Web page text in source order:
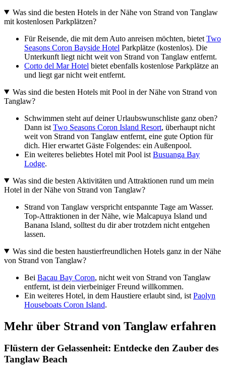
Was sind die besten Hotels in der Nähe von Strand von Tanglaw
mit kostenlosen Parkplätzen?
Für Reisende, die mit dem Auto anreisen möchten, bietet Two
Seasons Coron Bayside Hotel Parkplätze (kostenlos). Die
Unterkunft liegt nicht weit von Strand von Tanglaw entfernt.
Corto del Mar Hotel bietet ebenfalls kostenlose Parkplätze an
und liegt gar nicht weit entfernt.
Was sind die besten Hotels mit Pool in der Nähe von Strand von
Tanglaw?
Schwimmen steht auf deiner Urlaubswunschliste ganz oben?
Dann ist Two Seasons Coron Island Resort, überhaupt nicht
weit von Strand von Tanglaw entfernt, eine gute Option für
dich. Hier erwartet Gäste Folgendes: ein Außenpool.
Ein weiteres beliebtes Hotel mit Pool ist Busuanga Bay
Lodge.
Was sind die besten Aktivitäten und Attraktionen rund um mein
Hotel in der Nähe von Strand von Tanglaw?
Strand von Tanglaw verspricht entspannte Tage am Wasser.
Top-Attraktionen in der Nähe, wie Malcapuya Island und
Banana Island, solltest du dir aber trotzdem nicht entgehen
lassen.
Was sind die besten haustierfreundlichen Hotels ganz in der Nähe
von Strand von Tanglaw?
Bei Bacau Bay Coron, nicht weit von Strand von Tanglaw
entfernt, ist dein vierbeiniger Freund willkommen.
Ein weiteres Hotel, in dem Haustiere erlaubt sind, ist Paolyn
Houseboats Coron Island.
Mehr über Strand von Tanglaw erfahren
Flüstern der Gelassenheit: Entdecke den Zauber des
Tanglaw Beach